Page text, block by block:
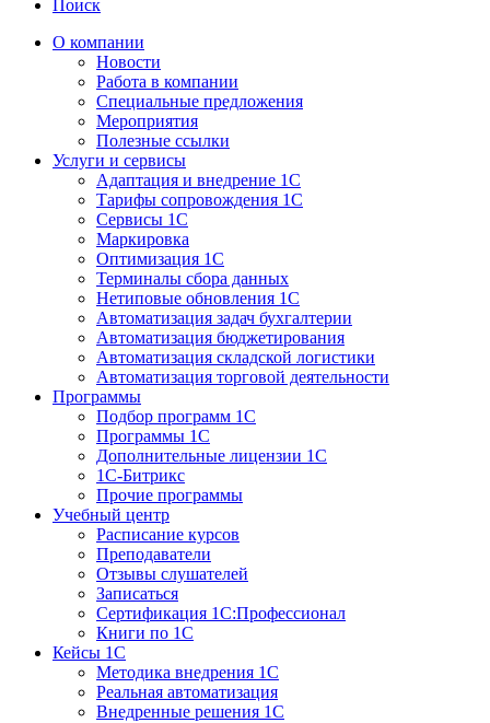
Поиск
О компании
Новости
Работа в компании
Специальные предложения
Мероприятия
Полезные ссылки
Услуги и сервисы
Адаптация и внедрение 1С
Тарифы сопровождения 1С
Сервисы 1С
Маркировка
Оптимизация 1С
Терминалы сбора данных
Нетиповые обновления 1С
Автоматизация задач бухгалтерии
Автоматизация бюджетирования
Автоматизация складской логистики
Автоматизация торговой деятельности
Программы
Подбор программ 1С
Программы 1С
Дополнительные лицензии 1С
1С-Битрикс
Прочие программы
Учебный центр
Расписание курсов
Преподаватели
Отзывы слушателей
Записаться
Сертификация 1С:Профессионал
Книги по 1С
Кейсы 1С
Методика внедрения 1С
Реальная автоматизация
Внедренные решения 1С